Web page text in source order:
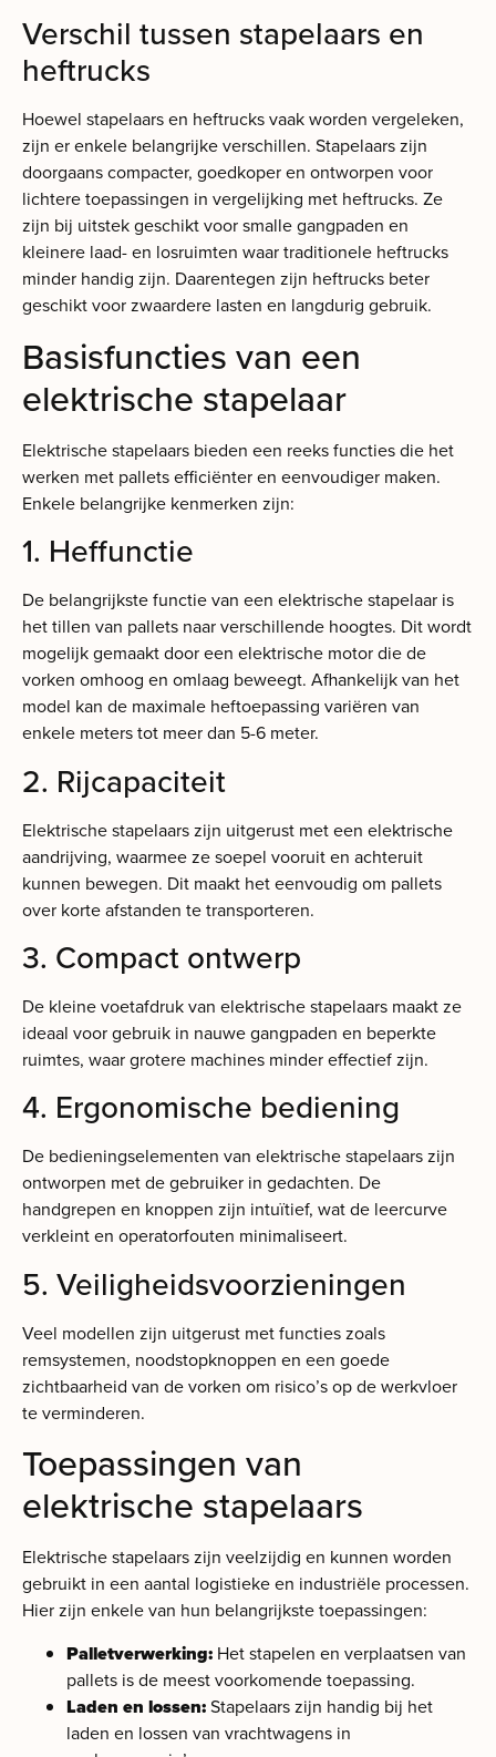
Verschil tussen stapelaars en
heftrucks
Hoewel stapelaars en heftrucks vaak worden vergeleken,
zijn er enkele belangrijke verschillen. Stapelaars zijn
doorgaans compacter, goedkoper en ontworpen voor
lichtere toepassingen in vergelijking met heftrucks. Ze
zijn bij uitstek geschikt voor smalle gangpaden en
kleinere laad- en losruimten waar traditionele heftrucks
minder handig zijn. Daarentegen zijn heftrucks beter
geschikt voor zwaardere lasten en langdurig gebruik.
Basisfuncties van een
elektrische stapelaar
Elektrische stapelaars bieden een reeks functies die het
werken met pallets efficiënter en eenvoudiger maken.
Enkele belangrijke kenmerken zijn:
1. Heffunctie
De belangrijkste functie van een elektrische stapelaar is
het tillen van pallets naar verschillende hoogtes. Dit wordt
mogelijk gemaakt door een elektrische motor die de
vorken omhoog en omlaag beweegt. Afhankelijk van het
model kan de maximale heftoepassing variëren van
enkele meters tot meer dan 5-6 meter.
2. Rijcapaciteit
Elektrische stapelaars zijn uitgerust met een elektrische
aandrijving, waarmee ze soepel vooruit en achteruit
kunnen bewegen. Dit maakt het eenvoudig om pallets
over korte afstanden te transporteren.
3. Compact ontwerp
De kleine voetafdruk van elektrische stapelaars maakt ze
ideaal voor gebruik in nauwe gangpaden en beperkte
ruimtes, waar grotere machines minder effectief zijn.
4. Ergonomische bediening
De bedieningselementen van elektrische stapelaars zijn
ontworpen met de gebruiker in gedachten. De
handgrepen en knoppen zijn intuïtief, wat de leercurve
verkleint en operatorfouten minimaliseert.
5. Veiligheidsvoorzieningen
Veel modellen zijn uitgerust met functies zoals
remsystemen, noodstopknoppen en een goede
zichtbaarheid van de vorken om risico’s op de werkvloer
te verminderen.
Toepassingen van
elektrische stapelaars
Elektrische stapelaars zijn veelzijdig en kunnen worden
gebruikt in een aantal logistieke en industriële processen.
Hier zijn enkele van hun belangrijkste toepassingen:
Palletverwerking: Het stapelen en verplaatsen van
pallets is de meest voorkomende toepassing.
Laden en lossen:Stapelaars zijn handig bij het
laden en lossen van vrachtwagens in